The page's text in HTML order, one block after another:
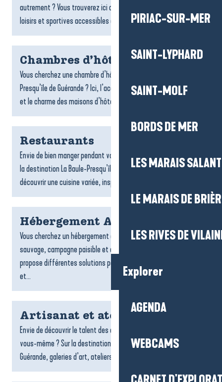
PIRIAC-SUR-MER
SAINT-LYPHARD
SAINT-MOLF
BORDS DE MER
LES MARAIS
LE MARAIS DE
LES RIVES DE
Explorer
AGENDA
WEBCAMS
autrement ? Vous trouverez ici de nombreuses activités de
loisirs et sportives accessibles aux personnes à...
Chambres d’hôtes
Vous cherchez une chambre d’hôtes sur la destination La Baule-
Presqu’île de Guérande ? Ici, l’accueil chaleureux, la convivialité
et le charme des maisons d’hôtes font toute la...
Restaurants
Envie de bien manger pendant votre séjour ? Les restaurants de
la destination La Baule-Presqu’île de Guérande vous invitent à
découvrir une cuisine variée, inspirée par...
Hébergement Assérac
Vous cherchez un hébergement à Assérac ? Entre littoral
sauvage, campagne paisible et douceur de vivre, Assérac
propose différentes solutions pour profiter d’un séjour calme
et...
Artisanat et ateliers créatifs
Envie de découvrir le talent des artisans locaux ou de créer
vous-même ? Sur la destination La Baule-Presqu’île de
Guérande, galeries d’art, ateliers et espaces créatifs vous...